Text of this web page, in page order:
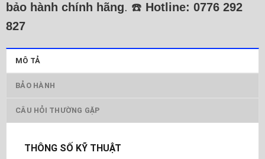
bảo hành chính hãng. ☎️ Hotline: 0776 292
827
MÔ TẢ
BẢO HÀNH
CÂU HỎI THƯỜNG GẶP
THÔNG SỐ KỸ THUẬT